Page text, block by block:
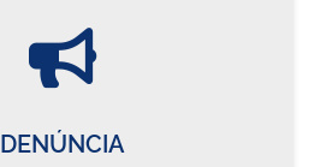
DENÚNCIA